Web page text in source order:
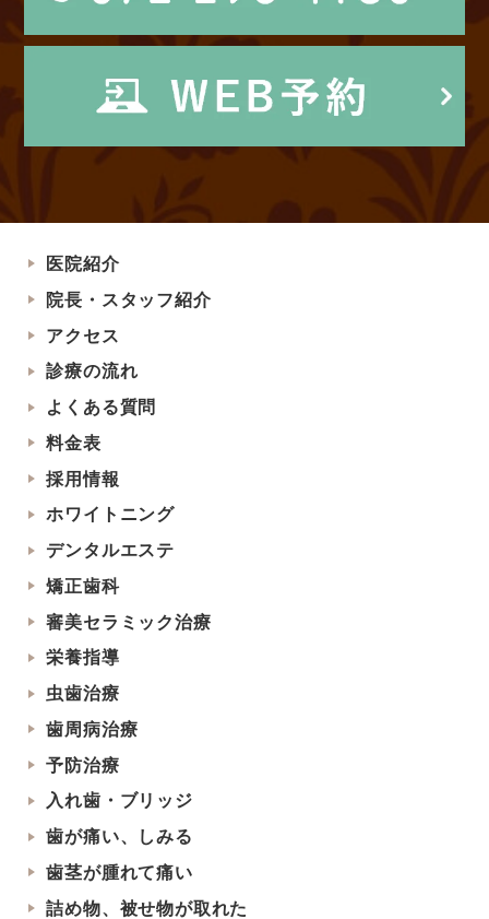
医院紹介
院長・スタッフ紹介
アクセス
診療の流れ
よくある質問
料金表
採用情報
ホワイトニング
デンタルエステ
矯正歯科
審美セラミック治療
栄養指導
虫歯治療
歯周病治療
予防治療
入れ歯・ブリッジ
歯が痛い、しみる
歯茎が腫れて痛い
詰め物、被せ物が取れた